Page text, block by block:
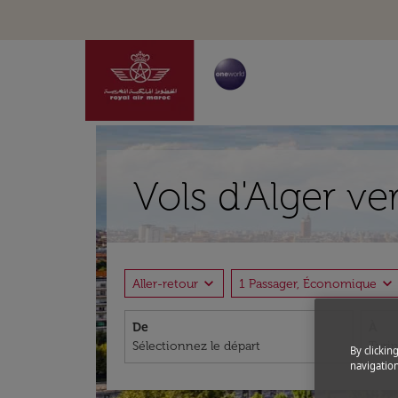
Vols d'Alger
Aller-retour expand_more 1 Passager, Économique expand_more
De
By